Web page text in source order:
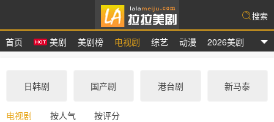
首页 美剧 美剧榜 电视剧 综艺 动漫 2026美剧
搜索
日韩剧 国产剧 港台剧 新马泰
电视剧 按人气 按评分